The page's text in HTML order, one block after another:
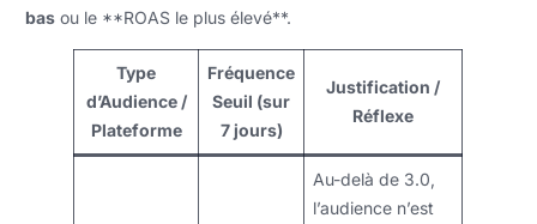
bas ou le **ROAS le plus élevé**.
Type
d’Audience /
Plateforme
Fréquence
Seuil (sur
7 jours)
Justification /
Réflexe
Au-delà de 3.0,
l’audience n’est